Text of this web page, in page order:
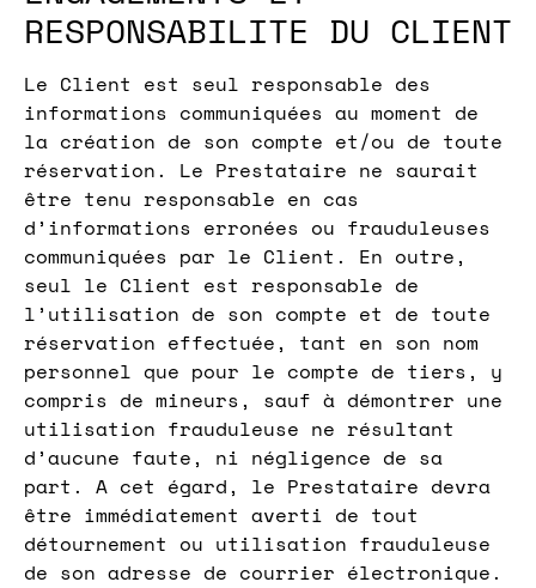
RESPONSABILITE DU CLIENT
Le Client est seul responsable des
informations communiquées au moment de
la création de son compte et/ou de toute
réservation. Le Prestataire ne saurait
être tenu responsable en cas
d’informations erronées ou frauduleuses
communiquées par le Client. En outre,
seul le Client est responsable de
l’utilisation de son compte et de toute
réservation effectuée, tant en son nom
personnel que pour le compte de tiers, y
compris de mineurs, sauf à démontrer une
utilisation frauduleuse ne résultant
d’aucune faute, ni négligence de sa
part. A cet égard, le Prestataire devra
être immédiatement averti de tout
détournement ou utilisation frauduleuse
de son adresse de courrier électronique.